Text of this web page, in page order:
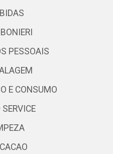
PESSOAIS
E CONSUMO
SERVICE